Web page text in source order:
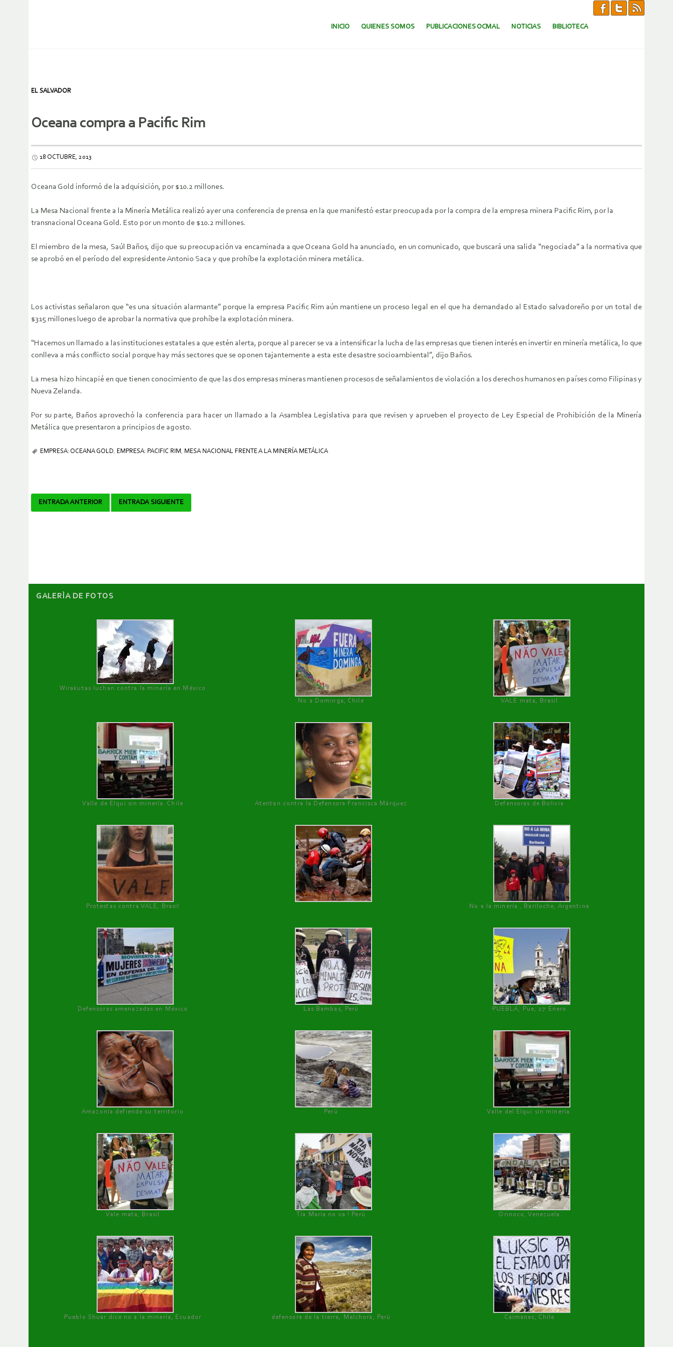
SALTAR AL CONTENIDO.
INICIO QUIENES SOMOS PUBLICACIONES OCMAL NOTICIAS BIBLIOTECA
EL SALVADOR
Oceana compra a Pacific Rim
18 OCTUBRE, 2013
Oceana Gold informó de la adquisición, por $10.2 millones.
La Mesa Nacional frente a la Minería Metálica realizó ayer una conferencia de prensa en la que manifestó estar preocupada por la compra de la empresa minera Pacific Rim, por la
transnacional Oceana Gold. Esto por un monto de $10.2 millones.
El miembro de la mesa, Saúl Baños, dijo que su preocupación va encaminada a que Oceana Gold ha anunciado, en un comunicado, que buscará una salida “negociada” a la normativa que
se aprobó en el período del expresidente Antonio Saca y que prohíbe la explotación minera metálica.
Los activistas señalaron que “es una situación alarmante” porque la empresa Pacific Rim aún mantiene un proceso legal en el que ha demandado al Estado salvadoreño por un total de
$315 millones luego de aprobar la normativa que prohíbe la explotación minera.
“Hacemos un llamado a las instituciones estatales a que estén alerta, porque al parecer se va a intensificar la lucha de las empresas que tienen interés en invertir en minería metálica, lo que
conlleva a más conflicto social porque hay más sectores que se oponen tajantemente a esta este desastre socioambiental”, dijo Baños.
La mesa hizo hincapié en que tienen conocimiento de que las dos empresas mineras mantienen procesos de señalamientos de violación a los derechos humanos en países como Filipinas y
Nueva Zelanda.
Por su parte, Baños aprovechó la conferencia para hacer un llamado a la Asamblea Legislativa para que revisen y aprueben el proyecto de Ley Especial de Prohibición de la Minería
Metálica que presentaron a principios de agosto.
EMPRESA: OCEANA GOLD, EMPRESA: PACIFIC RIM , MESA NACIONAL FRENTE A LA MINERÍA METÁLICA
Navegador
ENTRADA ANTERIOR ENTRADA SIGUIENTE
GALERÌA DE FOTOS
Wirakutas luchan contra la minería en México
No a Dominga, Chile
VALE mata, Brasil
Valle de Elqui sin minería. Chile Atentan contra la Defensora Francisca Márquez Defensoras de Bolivia
Protestas contra VALE, Brasil No a la minería , Bariloche, Argentina
Defensoras amenazadas en México Las Bambas, Perú PUEBLA, Pue, 27 Enero
Amazonía defiende su territorio Perú Valle del Elqui sin minería.
Vale mata, Brasil Tía María no va ! Perú Orinoco, Venezuela
Pueblo Shuar dice no a la minería, Ecuador defensora de la tierra, Melchora, Perú Caimanes, Chile